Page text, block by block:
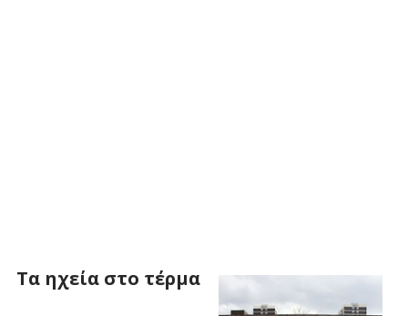
Τα ηχεία στο τέρμα